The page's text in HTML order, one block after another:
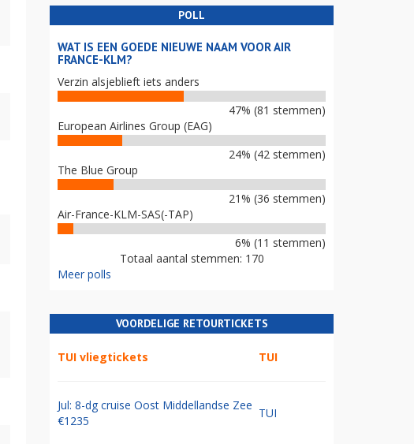
POLL
WAT IS EEN GOEDE NIEUWE NAAM VOOR AIR
FRANCE-KLM?
Verzin alsjeblieft iets anders
47% (81 stemmen)
European Airlines Group (EAG)
24% (42 stemmen)
The Blue Group
21% (36 stemmen)
Air-France-KLM-SAS(-TAP)
6% (11 stemmen)
Totaal aantal stemmen: 170
Meer polls
VOORDELIGE RETOURTICKETS
TUI vliegtickets TUI
Jul: 8-dg cruise Oost Middellandse Zee
€1235
TUI